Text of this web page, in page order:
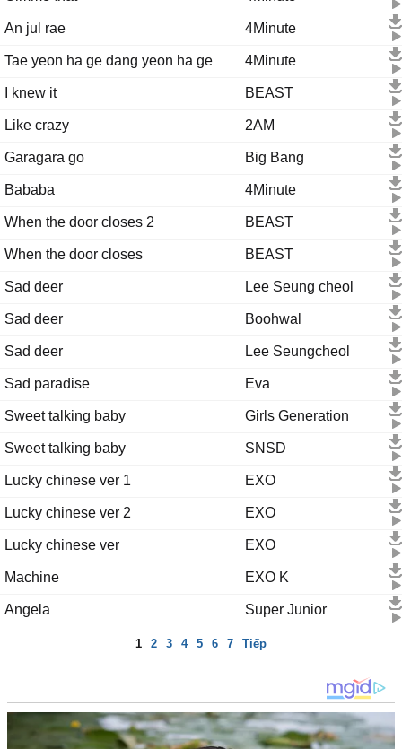
An jul rae 4Minute
Tae yeon ha ge dang yeon ha ge 4Minute
I knew it BEAST
Like crazy 2AM
Garagara go Big Bang
Bababa 4Minute
When the door closes 2 BEAST
When the door closes BEAST
Sad deer Lee Seung cheol
Sad deer Boohwal
Sad deer Lee Seungcheol
Sad paradise Eva
Sweet talking baby Girls Generation
Sweet talking baby SNSD
Lucky chinese ver 1 EXO
Lucky chinese ver 2 EXO
Lucky chinese ver EXO
Machine EXO K
Angela Super Junior
1 2 3 4 5 6 7 Tiếp